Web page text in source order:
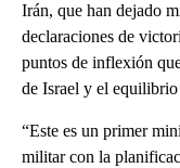
Irán, que han dejado
declaraciones de
puntos de inflexión
de Israel y el
“Este es un primer
militar con la